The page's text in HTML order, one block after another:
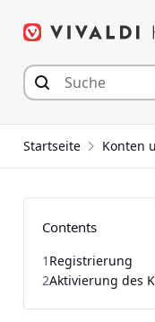
Inhalt
Startseite Konten
Contents
1 Registrierung
2Aktivierung des